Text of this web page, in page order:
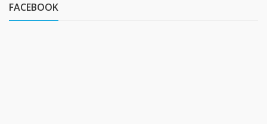
FACEBOOK